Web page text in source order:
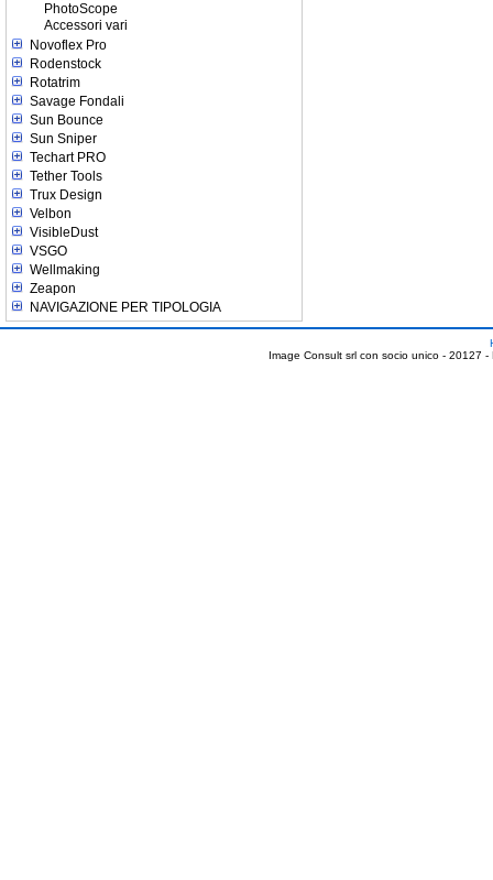
PhotoScope
Accessori vari
Novoflex Pro
Rodenstock
Rotatrim
Savage Fondali
Sun Bounce
Sun Sniper
Techart PRO
Tether Tools
Trux Design
Velbon
VisibleDust
VSGO
Wellmaking
Zeapon
NAVIGAZIONE PER TIPOLOGIA
Image Consult srl con socio unico - 20127